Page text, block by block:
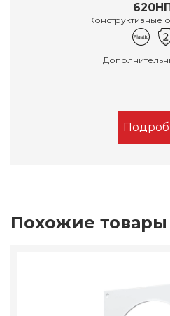
Конструктивные
Похожие товары